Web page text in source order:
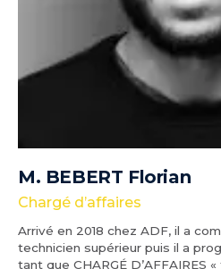
M. BEBERT Florian
Chargé d’affaires
Arrivé en 2018 chez ADF, il a
technicien supérieur puis il a
tant que CHARGÉ D’AFFAIRES